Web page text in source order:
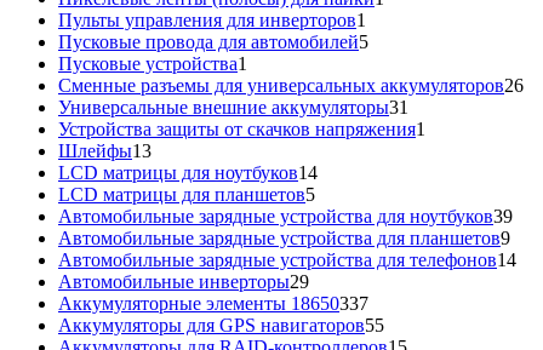
Пульты управления для инверторов1
товар
Пусковые провода для автомобилей55
Пусковые устройства1
товар
Сменные разъемы для универсальных аккумуляторов2626
Универсальные внешние аккумуляторы31
товар
Устройства защиты от скачков напряжения1
Шлейфы1313
товаров
LCD матрицы для ноутбуков1414
LCD матрицы для планшетов55
товаров
Автомобильные зарядные устройства для ноутбуков3939
Автомобильные зарядные устройства для планшетов99
Автомобильные зарядные устройства для телефонов1414
Автомобильные инверторы2929
товаров
Аккумуляторные элементы 18650337337
товаров
Аккумуляторы для GPS навигаторов5555